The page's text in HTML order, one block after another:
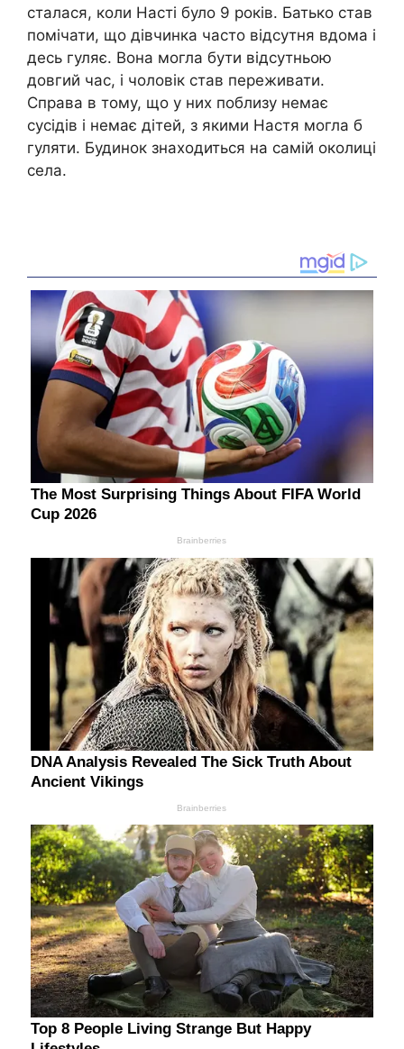
сталася, коли Насті було 9 років. Батько став
помічати, що дівчинка часто відсутня вдома і
десь гуляє. Вона могла бути відсутньою
довгий час, і чоловік став переживати.
Справа в тому, що у них поблизу немає
сусідів і немає дітей, з якими Настя могла б
гуляти. Будинок знаходиться на самій околиці
села.